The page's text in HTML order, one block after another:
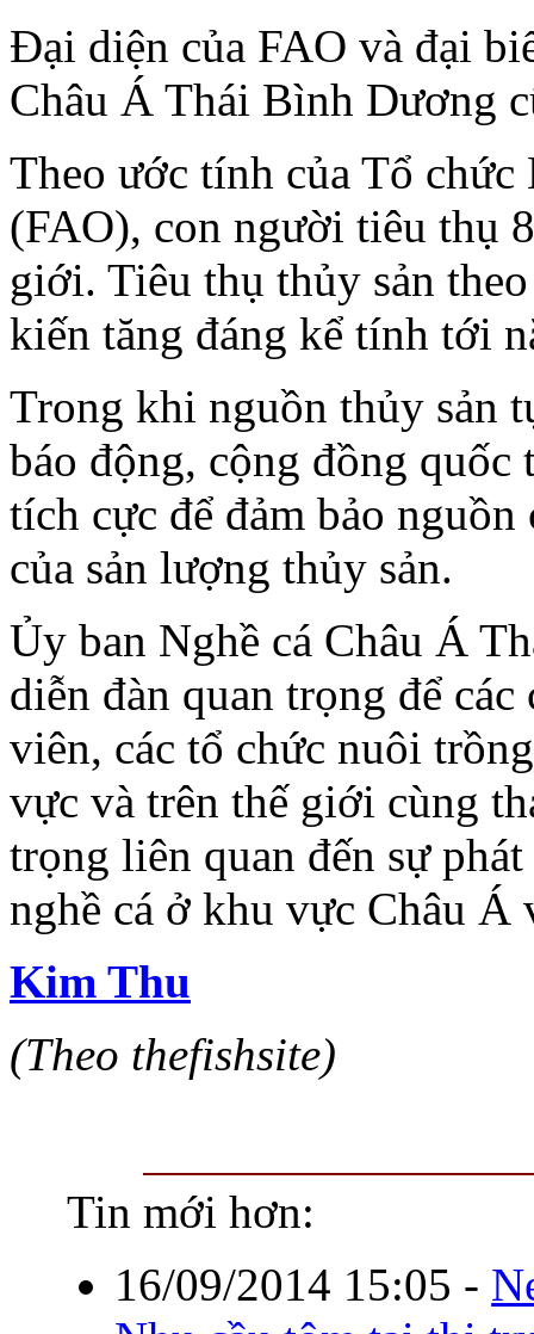
Đại diện của FAO và đại
Châu Á Thái Bình Dương
Theo ước tính của Tổ
(FAO), con người tiêu thụ
giới. Tiêu thụ thủy sản
kiến tăng đáng kể tính tới
Trong khi nguồn thủy sản
báo động, cộng đồng quốc
tích cực để đảm bảo
của sản lượng thủy sản.
Ủy ban Nghề cá Châu Á
diễn đàn quan trọng để
viên, các tổ chức nuôi
vực và trên thế giới cùng
trọng liên quan đến sự
nghề cá ở khu vực Châu
Kim Thu
(Theo thefishsite)
Tin mới hơn:
16/09/2014 15:05 -